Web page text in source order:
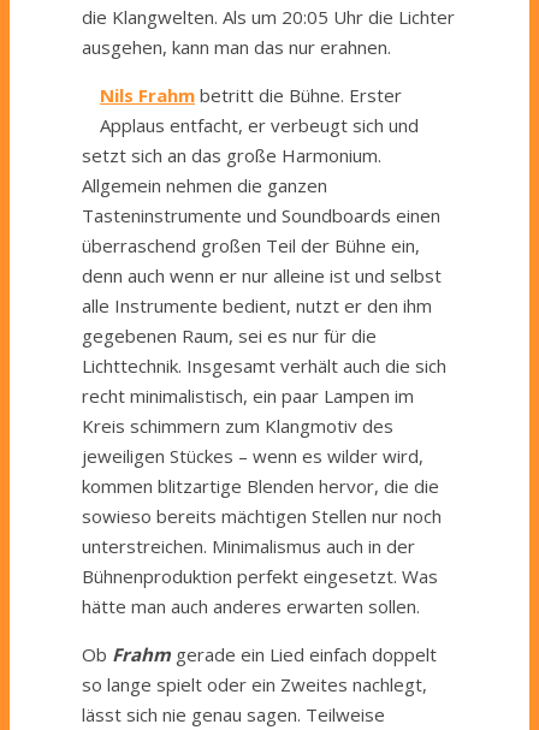
die Klangwelten. Als um 20:05 Uhr die Lichter
ausgehen, kann man das nur erahnen.
Nils Frahm betritt die Bühne. Erster
Applaus entfacht, er verbeugt sich und
setzt sich an das große Harmonium.
Allgemein nehmen die ganzen
Tasteninstrumente und Soundboards einen
überraschend großen Teil der Bühne ein,
denn auch wenn er nur alleine ist und selbst
alle Instrumente bedient, nutzt er den ihm
gegebenen Raum, sei es nur für die
Lichttechnik. Insgesamt verhält auch die sich
recht minimalistisch, ein paar Lampen im
Kreis schimmern zum Klangmotiv des
jeweiligen Stückes – wenn es wilder wird,
kommen blitzartige Blenden hervor, die die
sowieso bereits mächtigen Stellen nur noch
unterstreichen. Minimalismus auch in der
Bühnenproduktion perfekt eingesetzt. Was
hätte man auch anderes erwarten sollen.
Ob Frahm gerade ein Lied einfach doppelt
so lange spielt oder ein Zweites nachlegt,
lässt sich nie genau sagen. Teilweise